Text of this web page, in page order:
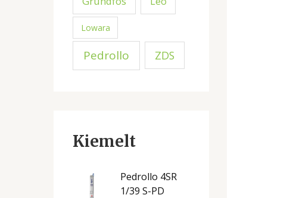
Lowara
Pedrollo ZDS
Kiemelt
Pedrollo 4SR
1/39 S-PD